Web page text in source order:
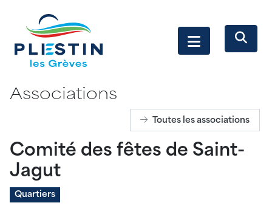
Associations
Toutes les associations
Comité des fêtes de Saint-
Jagut
Quartiers